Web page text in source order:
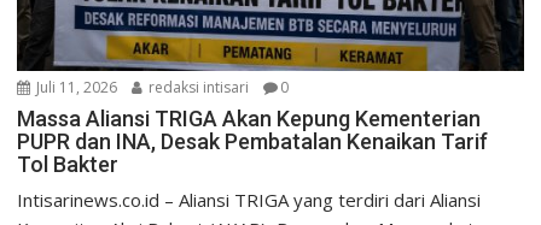
Juli 11, 2026 redaksi intisari 0
Massa Aliansi TRIGA Akan Kepung Kementerian
PUPR dan INA, Desak Pembatalan Kenaikan Tarif
Tol Bakter
Intisarinews.co.id – Aliansi TRIGA yang terdiri dari Aliansi